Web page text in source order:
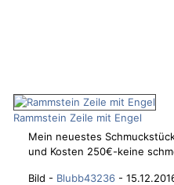
Rammstein Zeile mit Engel
Mein neuestes
und Kosten 250€-keine
Bild - Blubb43236 -